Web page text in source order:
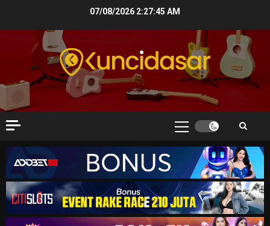
07/08/2026 2:27:46 AM
Primary